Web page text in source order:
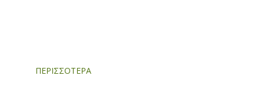
ΠΕΡΙΣΣΟΤΕΡΑ